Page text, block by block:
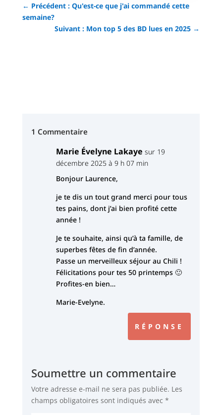
← Précédent : Qu'est-ce que j'ai commandé cette
semaine?
Suivant : Mon top 5 des BD lues en 2025 →
1 Commentaire
Marie Évelyne Lakaye sur 19
décembre 2025 à 9 h 07 min
Bonjour Laurence,
je te dis un tout grand merci pour tous
tes pains, dont j’ai bien profité cette
année !
Je te souhaite, ainsi qu’à ta famille, de
superbes fêtes de fin d’année.
Passe un merveilleux séjour au Chili !
Félicitations pour tes 50 printemps 🙂
Profites-en bien…
Marie-Evelyne.
RÉPONSE
Soumettre un commentaire
Votre adresse e-mail ne sera pas publiée. Les
champs obligatoires sont indiqués avec *